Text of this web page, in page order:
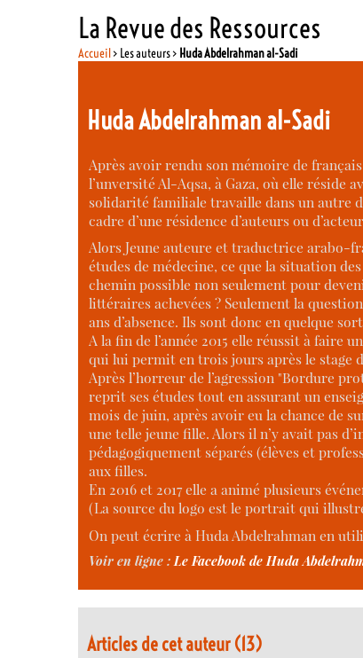
La Revue des Ressources
Accueil> Les auteurs > Huda Abdelrahman al-Sadi
Huda Abdelrahman al-Sadi
Après avoir rendu son mémoire de
l’unversité Al-Aqsa, à Gaza, où elle réside
solidarité familiale travaille dans un autre
cadre d’une résidence d’auteurs ou
Alors Jeune auteure et traductrice arabo-
études de médecine, ce que la situation
chemin possible non seulement pour
littéraires achevées ? Seulement la
ans d’absence. Ils sont donc en quelque
A la fin de l’année 2015 elle réussit à faire
qui lui permit en trois jours après le stage
Après l’horreur de l’agression "Bordure
reprit ses études tout en assurant un
mois de juin, après avoir eu la chance de
une telle jeune fille. Alors il n’y avait pas
pédagogiquement séparés (élèves et
aux filles.
En 2016 et 2017 elle a animé plusieurs
(La source du logo est le portrait qui
On peut écrire à Huda Abdelrahman en
Voir en ligne : Le Facebook de Huda
Articles de cet auteur (13)